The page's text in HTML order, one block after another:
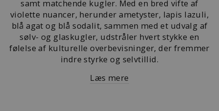
samt matchende kugler. Med en bred vifte af
violette nuancer, herunder ametyster, lapis lazuli,
blå agat og blå sodalit, sammen med et udvalg af
sølv- og glaskugler, udstråler hvert stykke en
følelse af kulturelle overbevisninger, der fremmer
indre styrke og selvtillid.
Læs mere